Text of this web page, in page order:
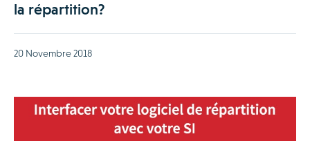
la répartition?
20 Novembre 2018